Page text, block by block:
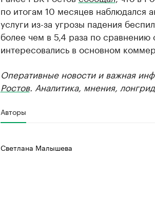
по итогам 10 месяцев наблюдался
услуги из-за угрозы падения
более чем в 5,4 раза по
интересовались в основном
Оперативные новости и важная
Ростов. Аналитика, мнения,
Авторы
Светлана Малышева